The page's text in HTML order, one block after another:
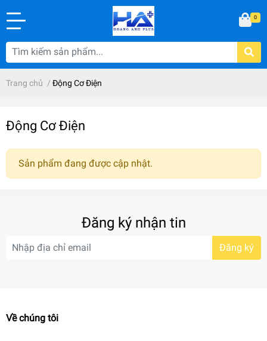
0
Trang chủ / Động Cơ Điện
Động Cơ Điện
Sản phẩm đang được cập nhật.
Đăng ký nhận tin
Đăng ký
Về chúng tôi